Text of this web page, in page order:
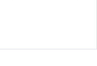
aparentemente ya fue